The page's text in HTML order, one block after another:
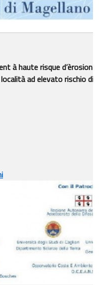
à haute risque d’èrosion”
ad elevato rischio di